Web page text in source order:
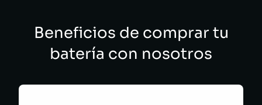
Beneficios de comprar tu
batería con nosotros